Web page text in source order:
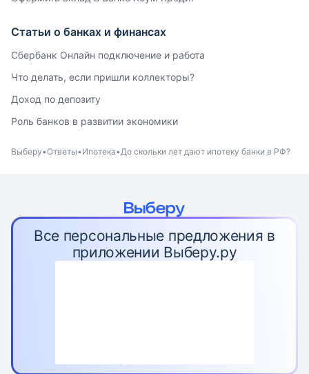
Статьи о банках и финансах
Сбербанк Онлайн подключение и работа
Что делать, если пришли коллекторы?
Доход по депозиту
Роль банков в развитии экономики
Выберу Ответы Ипотека До скольки лет дают ипотеку банки в РФ?
Все персональные предложения в
приложении Выберу.ру